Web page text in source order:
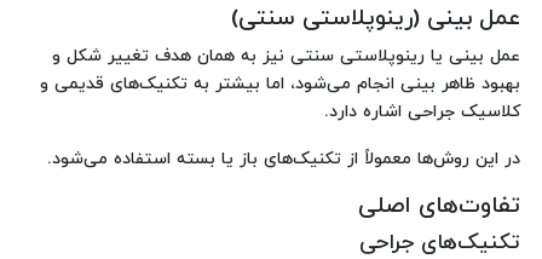
عمل بینی (رینوپلاستی سنتی)
عمل بینی یا رینوپلاستی سنتی نیز به همان هدف تغییر شکل و
بهبود ظاهر بینی انجام می‌شود، اما بیشتر به تکنیک‌های قدیمی و
کلاسیک جراحی اشاره دارد.
در این روش‌ها معمولاً از تکنیک‌های باز یا بسته استفاده می‌شود.
تفاوت‌های اصلی
تکنیک‌های جراحی